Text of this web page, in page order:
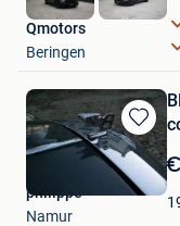
Qmotors
Beringen
Bewaren
in
Mijn
philippe
Namur